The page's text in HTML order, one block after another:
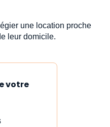
une location proche
leur domicile.
votre